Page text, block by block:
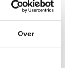
Over